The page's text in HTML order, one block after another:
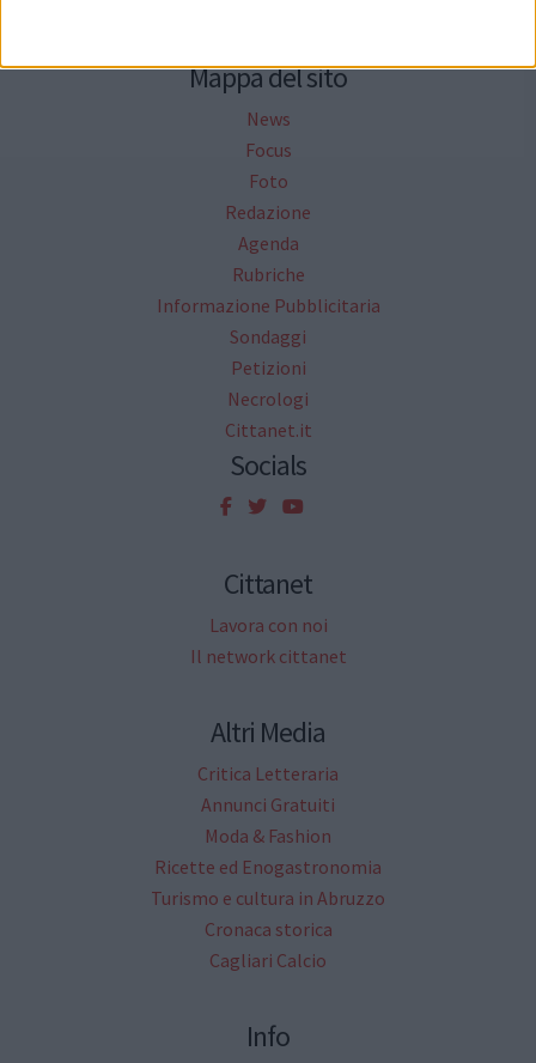
Mappa del sito
News
Focus
Foto
Redazione
Agenda
Rubriche
Informazione Pubblicitaria
Sondaggi
Petizioni
Necrologi
Cittanet.it
Socials
Cittanet
Lavora con noi
Il network cittanet
Altri Media
Critica Letteraria
Annunci Gratuiti
Moda & Fashion
Ricette ed Enogastronomia
Turismo e cultura in Abruzzo
Cronaca storica
Cagliari Calcio
Info